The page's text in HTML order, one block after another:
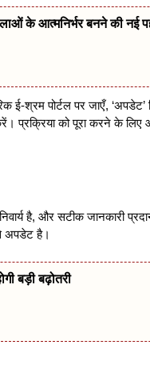
के आत्मनिर्भर बनने की नई
श्रम पोर्टल पर जाएँ, ‘अपडेट’
प्रक्रिया को पूरा करने के लिए
है, और सटीक जानकारी
अपडेट है।
बड़ी बढ़ोतरी